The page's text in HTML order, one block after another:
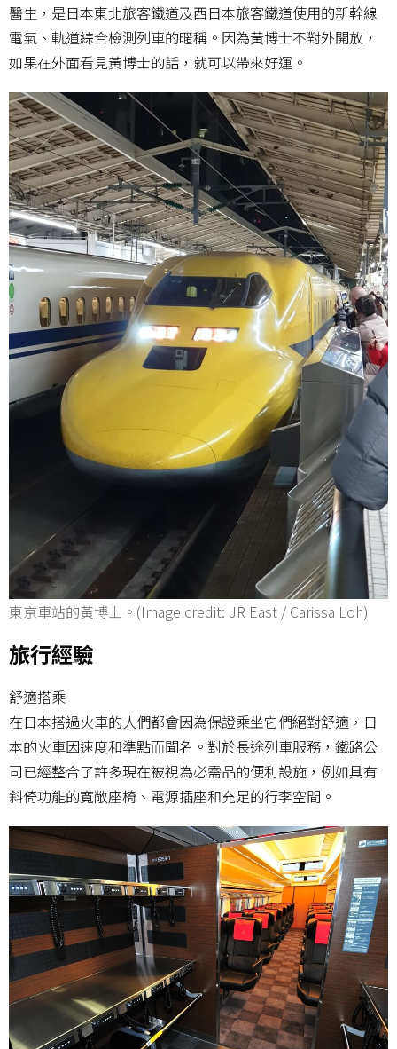
醫生，是日本東北旅客鐵道及西日本旅客鐵道使用的新幹線
電氣、軌道綜合檢測列車的暱稱。因為黃博士不對外開放，
如果在外面看見黃博士的話，就可以帶來好運。
東京車站的黃博士。(Image credit: JR East / Carissa Loh)
旅行經驗
舒適搭乘
在日本搭過火車的人們都會因為保證乘坐它們絕對舒適，日
本的火車因速度和準點而聞名。對於長途列車服務，鐵路公
司已經整合了許多現在被視為必需品的便利設施，例如具有
斜倚功能的寬敞座椅、電源插座和充足的行李空間。